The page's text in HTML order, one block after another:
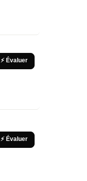
⚡ Évaluer
⚡ Évaluer